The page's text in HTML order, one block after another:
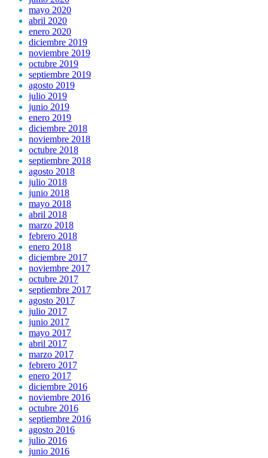
mayo 2020
abril 2020
enero 2020
diciembre 2019
noviembre 2019
octubre 2019
septiembre 2019
agosto 2019
julio 2019
junio 2019
enero 2019
diciembre 2018
noviembre 2018
octubre 2018
septiembre 2018
agosto 2018
julio 2018
junio 2018
mayo 2018
abril 2018
marzo 2018
febrero 2018
enero 2018
diciembre 2017
noviembre 2017
octubre 2017
septiembre 2017
agosto 2017
julio 2017
junio 2017
mayo 2017
abril 2017
marzo 2017
febrero 2017
enero 2017
diciembre 2016
noviembre 2016
octubre 2016
septiembre 2016
agosto 2016
julio 2016
junio 2016